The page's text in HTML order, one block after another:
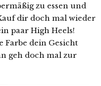
zu essen und
dir doch mal wieder
paar High Heels!
Farbe dein Gesicht
geh doch mal zur